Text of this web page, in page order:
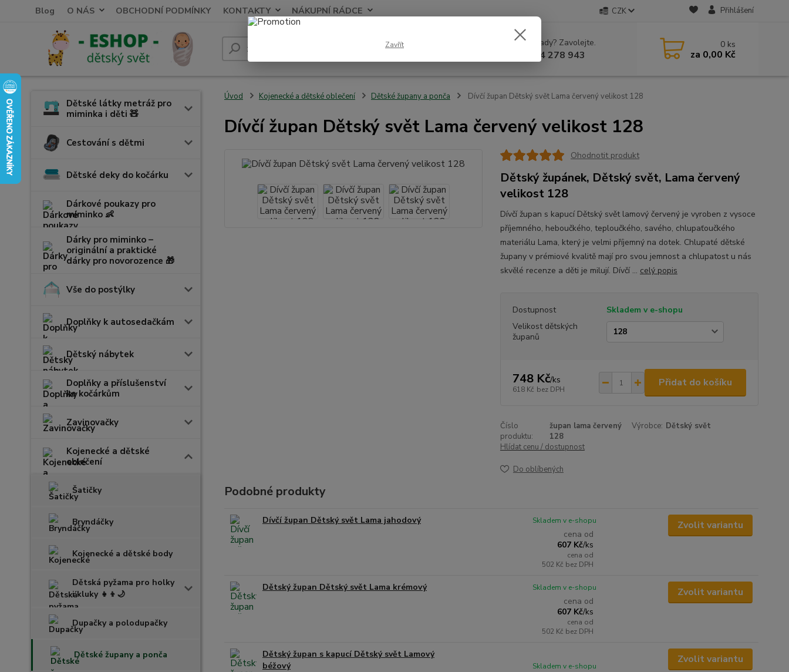
Blog O NÁS OBCHODNÍ PODMÍNKY KONTAKTY NÁKUPNÍ RÁDCE CZK Přihlášení
Hledat Nevíte si rady? Zavolejte.
+420 604 278 943
0 ks
za 0,00 Kč
Dětské látky metráž pro
miminka i děti 🧸
Cestování s dětmi
Dětské deky do kočárku
Dárkové poukazy pro
miminko 👶
Dárky pro miminko –
originální a praktické
dárky pro novorozence 🎁
Vše do postýlky
Doplňky k autosedačkám
Dětský nábytek
Doplňky a příslušenství
ke kočárkům
Zavinovačky
Kojenecké a dětské
oblečení
Šatičky
Bryndáčky
Kojenecké a dětské body
Dětská pyžama pro holky
i kluky 👧👦🌙
Dupačky a polodupačky
Dětské župany a ponča
Úvod Kojenecké a dětské oblečení Dětské župany a ponča Dívčí župan Dětský svět Lama červený velikost 128
Dívčí župan Dětský svět Lama červený velikost 128
Ohodnotit produkt
Dětský župánek, Dětský svět, Lama červený
velikost 128
Dívčí župan s kapucí Dětský svět lamový červený je vyroben z vysoce
příjemného, heboučkého, teploučkého, savého, chlupaťoučkého
materiálu Lama, který je velmi příjemný na dotek. Chlupaté dětské
župany v prémiové kvalitě mají pro svou jemnost a chlupatost u nás
skvělé recenze a děti je milují. Dívčí ... celý popis
Dostupnost
Skladem v e-shopu
Velikost dětských
županů
748 Kč/ks
618 Kč bez DPH
Přidat do košíku
Číslo
produktu:
župan lama červený
128
Výrobce: Dětský svět
Hlídat cenu / dostupnost
Do oblíbených
Podobné produkty
Dívčí župan Dětský svět Lama jahodový
cena od
607 Kč/ks
cena od
502 Kč bez DPH
Skladem v e-shopu Zvolit variantu
Dětský župan Dětský svět Lama krémový
cena od
607 Kč/ks
cena od
502 Kč bez DPH
Skladem v e-shopu Zvolit variantu
Dětský župan s kapucí Dětský svět Lamový
béžový
Skladem v e-shopu
Zvolit variantu
Zavřít